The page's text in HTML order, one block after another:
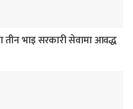
भाइ सरकारी सेवामा आवद्ध